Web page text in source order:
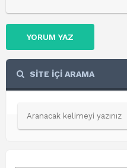
YORUM YAZ
SİTE İÇİ ARAMA